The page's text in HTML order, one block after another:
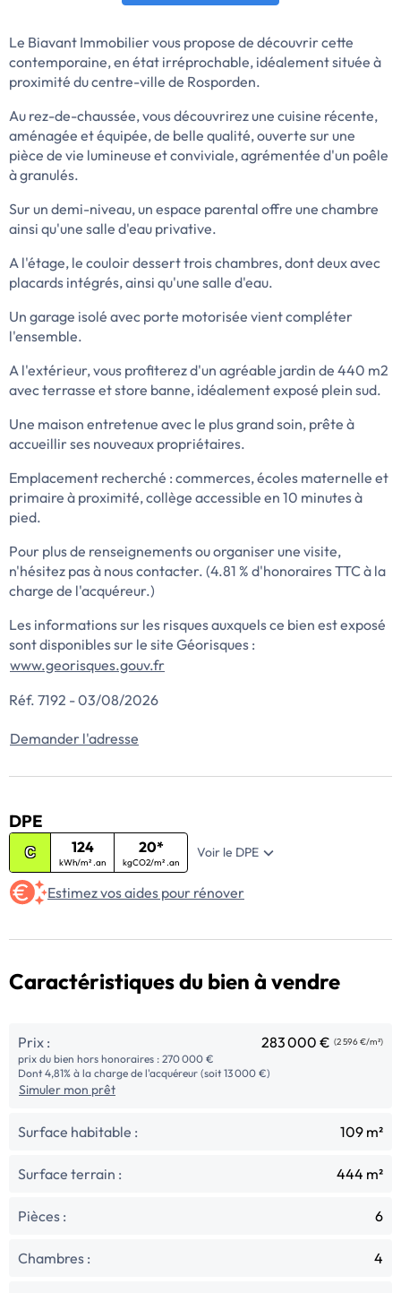
Le Biavant Immobilier vous propose de découvrir cette
contemporaine, en état irréprochable, idéalement située à
proximité du centre-ville de Rosporden.
Au rez-de-chaussée, vous découvrirez une cuisine récente,
aménagée et équipée, de belle qualité, ouverte sur une
pièce de vie lumineuse et conviviale, agrémentée d'un poêle
à granulés.
Sur un demi-niveau, un espace parental offre une chambre
ainsi qu'une salle d'eau privative.
A l'étage, le couloir dessert trois chambres, dont deux avec
placards intégrés, ainsi qu'une salle d'eau.
Un garage isolé avec porte motorisée vient compléter
l'ensemble.
A l'extérieur, vous profiterez d'un agréable jardin de 440 m2
avec terrasse et store banne, idéalement exposé plein sud.
Une maison entretenue avec le plus grand soin, prête à
accueillir ses nouveaux propriétaires.
Emplacement recherché : commerces, écoles maternelle et
primaire à proximité, collège accessible en 10 minutes à
pied.
Pour plus de renseignements ou organiser une visite,
n'hésitez pas à nous contacter. (4.81 % d'honoraires TTC à la
charge de l'acquéreur.)
Les informations sur les risques auxquels ce bien est exposé
sont disponibles sur le site Géorisques :
www.georisques.gouv.fr
Réf. 7192 - 03/08/2026
Demander l'adresse
DPE
C 124
kWh/m² .an
20*
kgCO2/m² .an
Voir le DPE
Estimez vos aides pour rénover
Caractéristiques du bien à vendre
Prix : 283 000 € (2 596 €/m²)
prix du bien hors honoraires : 270 000 €
Dont 4,81% à la charge de l'acquéreur (soit 13 000 €)
Simuler mon prêt
Surface habitable : 109 m²
Surface terrain : 444 m²
Pièces : 6
Chambres : 4